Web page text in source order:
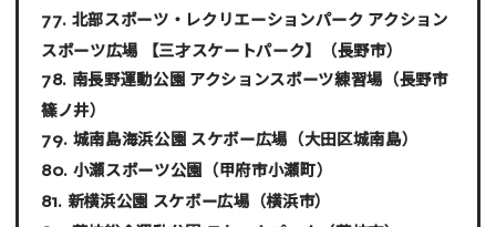
北部スポーツ・レクリエーションパーク アクション
スポーツ広場 【三才スケートパーク】
（長野市）
南長野運動公園 アクションスポーツ練習場 （長野市
篠ノ井）
城南島海浜公園 スケボー広場 （大田区城南島）
小瀬スポーツ公園 （甲府市小瀬町）
新横浜公園 スケボー広場 （横浜市）